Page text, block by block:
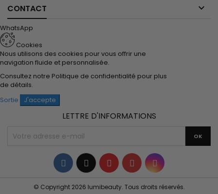
CONTACT 
WhatsApp
Cookies
Nous utilisons des cookies pour vous offrir une
navigation fluide et personnalisée.
Consultez notre Politique de confidentialité pour plus
de détails.
Sortie
J'accepte
LETTRE D'INFORMATIONS
Facebook
TwitterYouTubePinterestInstagram
© Copyright 2026 lumibeauty. Tous droits réservés.